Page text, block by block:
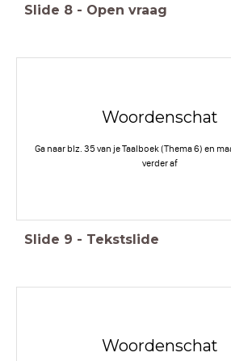
Slide 8 - Open vraag
Woordenschat
Ga naar blz. 35 van je Taalboek (Thema 6) en
verder af
Slide 9 - Tekstslide
Woordenschat